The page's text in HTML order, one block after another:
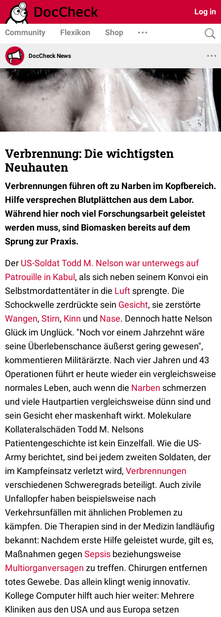
Log in
Community Flexikon Shop
DocCheck News
Verbrennung: Die wichtigsten
Neuhauten
Verbrennungen führen oft zu Narben im Kopfbereich.
Hilfe versprechen Blutplättchen aus dem Labor.
Während hier noch viel Forschungsarbeit geleistet
werden muss, sind Biomasken bereits auf dem
Sprung zur Praxis.
Der US-Soldat Todd M. Nelson war unterwegs auf
Patrouille in Kabul, als sich neben seinem Konvoi ein
Selbstmordattentäter in die Luft sprengte. Die
Schockwelle zerdrückte sein Gesicht, sie zerstörte
Wangen, Stirn, Kinn und Nase. Dennoch hatte Nelson
Glück im Unglück. "Noch vor einem Jahrzehnt wäre
seine Überlebenschance äußerst gering gewesen",
kommentieren Militärärzte. Nach vier Jahren und 43
Operationen führt er heute wieder ein vergleichsweise
normales Leben, auch wenn die Narben schmerzen
und viele Hautpartien vergleichsweise dünn sind und
sein Gesicht eher maskenhaft wirkt. Molekulare
Kollateralschäden Todd M. Nelsons
Patientengeschichte ist kein Einzelfall. Wie die US-
Army berichtet, sind bei jedem zweiten Soldaten, der
im Kampfeinsatz verletzt wird, Verbrennungen
verschiedenen Schweregrads beteiligt. Auch zivile
Unfallopfer haben beispielsweise nach
Verkehrsunfällen mit ähnlichen Problemen zu
kämpfen. Die Therapien sind in der Medizin landläufig
bekannt: Nachdem erste Hilfe geleistet wurde, gilt es,
Maßnahmen gegen Sepsis beziehungsweise
Multiorganversagen zu treffen. Chirurgen entfernen
totes Gewebe. Das allein klingt wenig innovativ.
Kollege Computer hilft auch hier weiter: Mehrere
Kliniken aus den USA und aus Europa setzen